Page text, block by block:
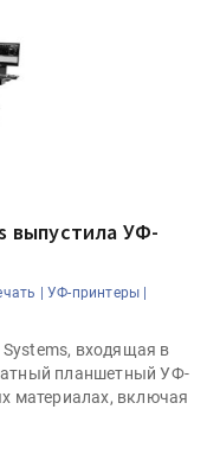
выпустила УФ-
| УФ-принтеры |
входящая в
планшетный УФ-
материалах, включая